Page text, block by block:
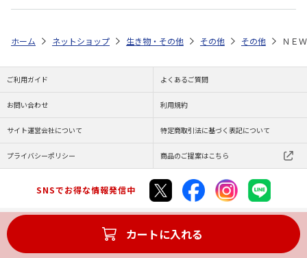
カートに入れる
ホーム ネットショップ 生き物・その他 その他 その他 ＮＥ
ご利用ガイド よくあるご質問
お問い合わせ 利用規約
サイト運営会社について 特定商取引法に基づく表記について
プライバシーポリシー 商品のご提案はこちら
SNSでお得な情報発信中